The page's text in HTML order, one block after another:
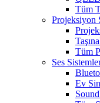
Tüm
Projeksiyon
Tüm
Ses
Ev